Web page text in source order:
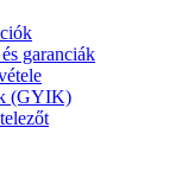
garanciák
(GYIK)